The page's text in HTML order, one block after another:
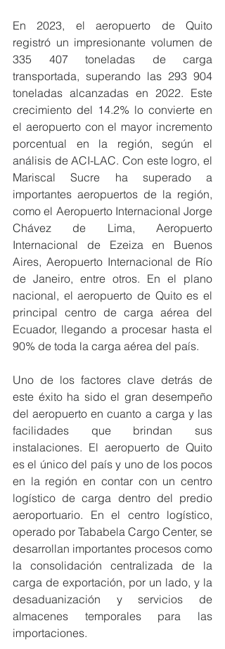
En 2023, el aeropuerto de Quito
registró un impresionante volumen de
335 407 toneladas de carga
transportada, superando las 293 904
toneladas alcanzadas en 2022. Este
crecimiento del 14.2% lo convierte en
el aeropuerto con el mayor incremento
porcentual en la región, según el
análisis de ACI-LAC. Con este logro, el
Mariscal Sucre ha superado a
importantes aeropuertos de la región,
como el Aeropuerto Internacional Jorge
Chávez de Lima, Aeropuerto
Internacional de Ezeiza en Buenos
Aires, Aeropuerto Internacional de Río
de Janeiro, entre otros. En el plano
nacional, el aeropuerto de Quito es el
principal centro de carga aérea del
Ecuador, llegando a procesar hasta el
90% de toda la carga aérea del país.
Uno de los factores clave detrás de
este éxito ha sido el gran desempeño
del aeropuerto en cuanto a carga y las
facilidades que brindan sus
instalaciones. El aeropuerto de Quito
es el único del país y uno de los pocos
en la región en contar con un centro
logístico de carga dentro del predio
aeroportuario. En el centro logístico,
operado por Tababela Cargo Center, se
desarrollan importantes procesos como
la consolidación centralizada de la
carga de exportación, por un lado, y la
desaduanización y servicios de
almacenes temporales para las
importaciones.